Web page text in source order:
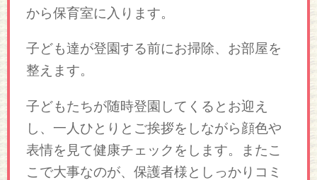
から保育室に入ります。
子ども達が登園する前にお掃除、お部屋を
整えます。
子どもたちが随時登園してくるとお迎え
し、一人ひとりとご挨拶をしながら顔色や
表情を見て健康チェックをします。またこ
こで大事なのが、保護者様としっかりコミ